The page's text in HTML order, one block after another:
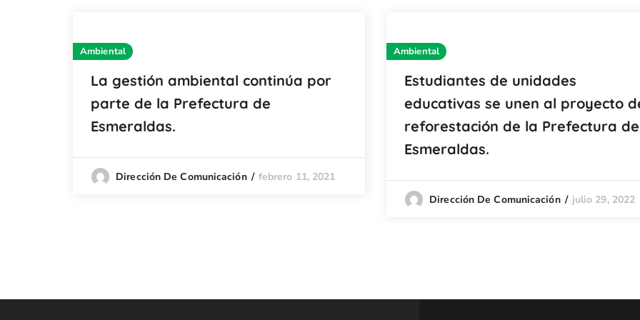
Ambiental
La gestión ambiental continúa por
parte de la Prefectura de
Esmeraldas.
Dirección De Comunicación febrero 11, 2021
Ambiental
Estudiantes de unidades
educativas se unen al proyecto
reforestación de la Prefectura de
Esmeraldas.
Dirección De Comunicación julio 29, 2022